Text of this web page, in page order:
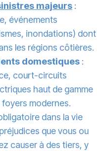
majeurs :
événements
inondations) dont
les régions côtières.
domestiques :
court-circuits
haut de gamme
modernes.
dans la vie
que vous ou
causer à des tiers, y